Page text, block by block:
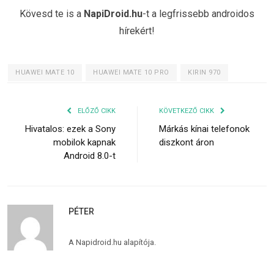
Kövesd te is a NapiDroid.hu-t a legfrissebb androidos
hírekért!
HUAWEI MATE 10 HUAWEI MATE 10 PRO KIRIN 970
ELŐZŐ CIKK
Hivatalos: ezek a Sony
mobilok kapnak
Android 8.0-t
KÖVETKEZŐ CIKK
Márkás kínai telefonok
diszkont áron
PÉTER
A Napidroid.hu alapítója.